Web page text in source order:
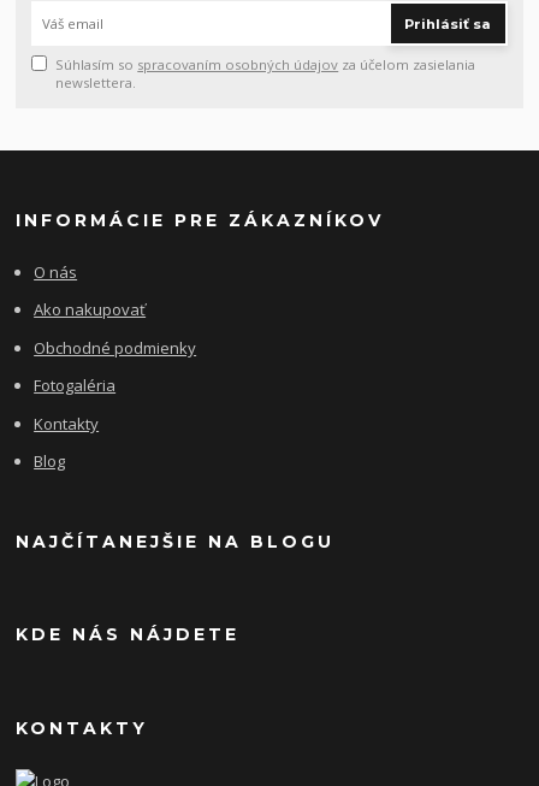
Prihlásiť sa
Súhlasím so spracovaním osobných údajov za účelom zasielania
newslettera.
INFORMÁCIE PRE ZÁKAZNÍKOV
O nás
Ako nakupovať
Obchodné podmienky
Fotogaléria
Kontakty
Blog
NAJČÍTANEJŠIE NA BLOGU
KDE NÁS NÁJDETE
KONTAKTY